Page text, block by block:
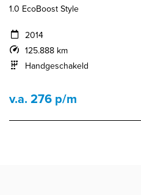
1.0 EcoBoost Style
2014
125.888 km
Handgeschakeld
v.a. 276 p/m